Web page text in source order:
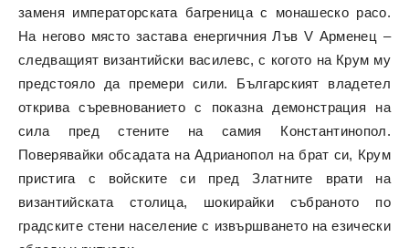
заменя императорската багреница с монашеско расо.
На негово място застава енергичния Лъв V Арменец –
следващият византийски василевс, с когото на Крум му
предстояло да премери сили. Българският владетел
открива съревнованието с показна демонстрация на
сила пред стените на самия Константинопол.
Поверявайки обсадата на Адрианопол на брат си, Крум
пристига с войските си пред Златните врати на
византийската столица, шокирайки събраното по
градските стени население с извършването на езически